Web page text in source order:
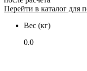
Перейти в каталог для
Вес (кг)
0.0